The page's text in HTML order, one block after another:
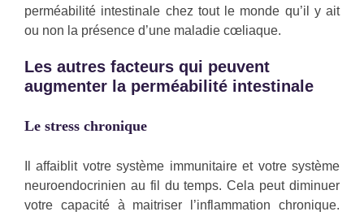
perméabilité intestinale chez tout le monde qu’il y ait
ou non la présence d’une maladie cœliaque.
Les autres facteurs qui peuvent
augmenter la perméabilité intestinale
Le stress chronique
Il affaiblit votre système immunitaire et votre système
neuroendocrinien au fil du temps. Cela peut diminuer
votre capacité à maitriser l’inflammation chronique.